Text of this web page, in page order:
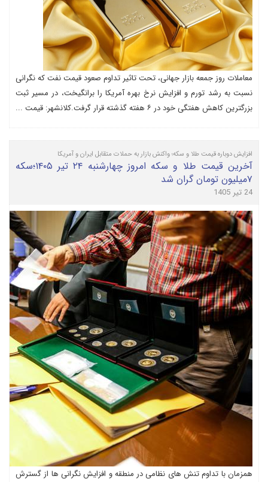
معاملات روز جمعه بازار جهانی، تحت تاثیر تداوم صعود قیمت نفت که نگرانی
نسبت به رشد تورم و افزایش نرخ بهره آمریکا را برانگیخت، در مسیر ثبت
بزرگترین کاهش هفتگی خود در ۶ هفته گذشته قرار گرفت.کلانشهر: قیمت ...
افزایش دوباره قیمت طلا و سکه؛ واکنش بازار به حملات متقابل ایران و آمریکا
آخرین قیمت طلا و سکه امروز چهارشنبه ۲۴ تیر ۱۴۰۵؛سکه
۷میلیون تومان گران شد
24 تیر 1405
همزمان با تداوم تنش های نظامی در منطقه و افزایش نگرانی ها از گسترش